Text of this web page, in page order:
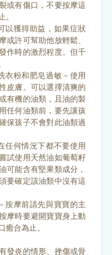
或有傷口，不要按摩這
。
以獲得助益，如果症狀
或許可幫助他放輕鬆、
作時的激烈程度。但千
衣粉和肥皂過敏－使用
皮膚。可以選擇清爽的
有機的油類，且油的製
任何油類前，要先讓孩
保孩子不會對此油類過
任何情況下都不要使用
試使用天然油如葡萄籽
可能含有堅果類成分，
要確定該油類中沒有這
按摩前請先與寶寶的主
摩時要避開寶寶身上動
癒合為止。
發炎的情形、挫傷或骨